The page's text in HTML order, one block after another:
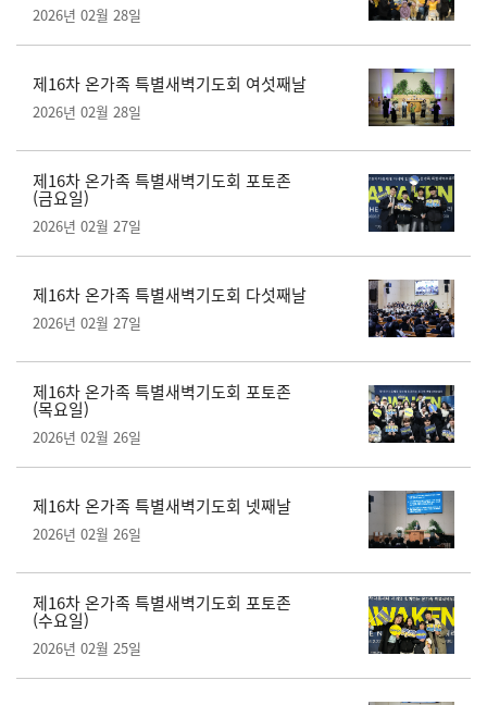
2026년 02월 28일
제16차 온가족 특별새벽기도회 여섯째날
2026년 02월 28일
제16차 온가족 특별새벽기도회 포토존
(금요일)
2026년 02월 27일
제16차 온가족 특별새벽기도회 다섯째날
2026년 02월 27일
제16차 온가족 특별새벽기도회 포토존
(목요일)
2026년 02월 26일
제16차 온가족 특별새벽기도회 넷째날
2026년 02월 26일
제16차 온가족 특별새벽기도회 포토존
(수요일)
2026년 02월 25일